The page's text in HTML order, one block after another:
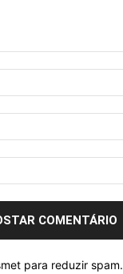
para reduzir spam.